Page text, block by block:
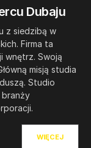
Dubaju
z siedzibą w
Firma ta
wnętrz. Swoją
misją studia
Studio
branży
WIĘCEJ